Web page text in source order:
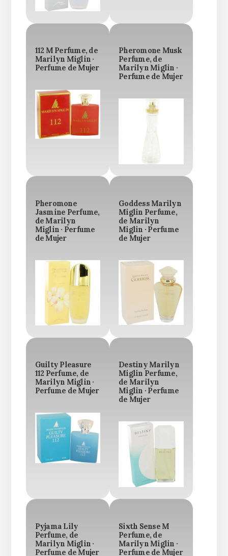
112 M Perfume, de
Marilyn Miglin ·
Perfume de Mujer
Pheromone Musk
Perfume, de
Marilyn Miglin ·
Perfume de Mujer
Pheromone
Jasmine Perfume,
de Marilyn
Miglin · Perfume
de Mujer
Goddess Marilyn
Miglin Perfume,
de Marilyn
Miglin · Perfume
de Mujer
Guilty Pleasure
112 Perfume, de
Marilyn Miglin ·
Perfume de Mujer
Destiny Marilyn
Miglin Perfume,
de Marilyn
Miglin · Perfume
de Mujer
Pyjama Lily
Perfume, de
Marilyn Miglin ·
Perfume de Mujer
Sixth Sense M
Perfume, de
Marilyn Miglin ·
Perfume de Mujer